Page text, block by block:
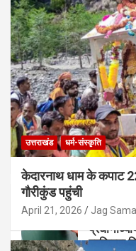
उत्तराखंड
प्रक्रिया
उत्तराखंड धर्म-संस्कृति
केदारनाथ धाम के कपाट
गौरीकुंड पहुंची
April 21, 2026 Jag